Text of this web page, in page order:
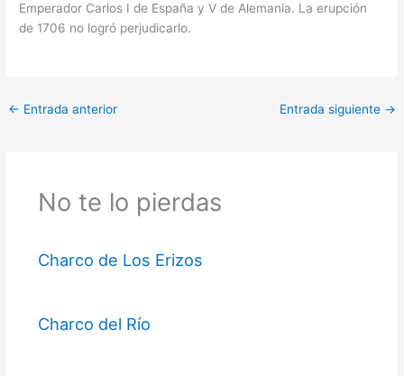
Emperador Carlos I de España y V de Alemania. La erupción
de 1706 no logró perjudicarlo.
← Entrada anterior Entrada siguiente →
No te lo pierdas
Charco de Los Erizos
Charco del Río